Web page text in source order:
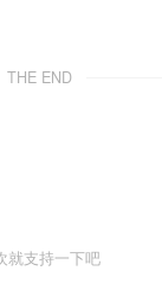
THE END
就支持一下吧